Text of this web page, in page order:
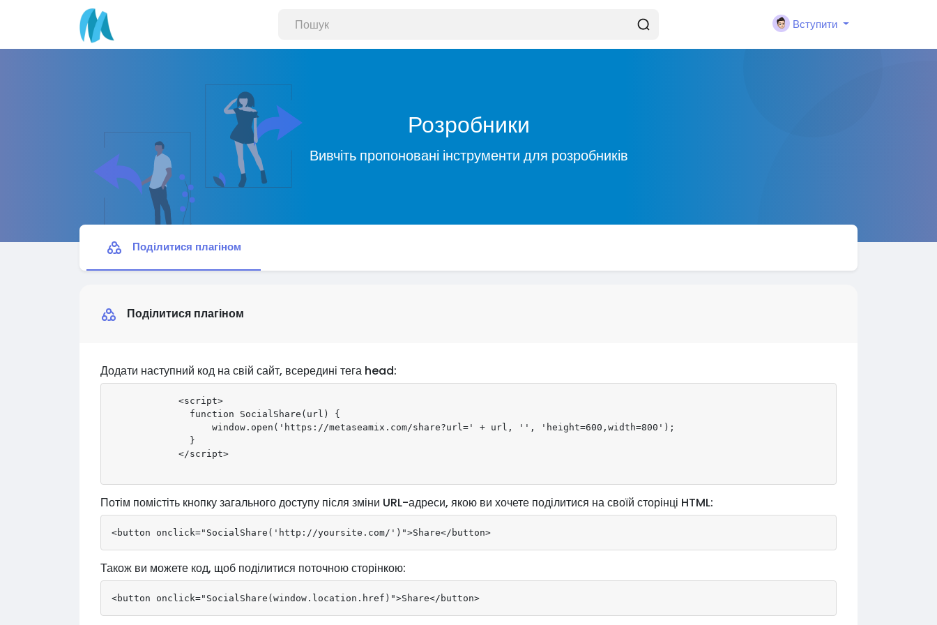
Вступити
Розробники
Вивчіть пропоновані інструменти для розробників
Поділитися плагіном
Поділитися плагіном
Додати наступний код на свій сайт, всередині тега head:
            <script>
              function SocialShare(url) {
                  window.open('https://metaseamix.com/share?url=' + url, '', 'height=600,width=800');
              }
            </script>
Потім помістіть кнопку загального доступу після зміни URL-адреси, якою ви хочете поділитися на своїй сторінці HTML:
<button onclick="SocialShare('http://yoursite.com/')">Share</button>
Також ви можете код, щоб поділитися поточною сторінкою:
<button onclick="SocialShare(window.location.href)">Share</button>